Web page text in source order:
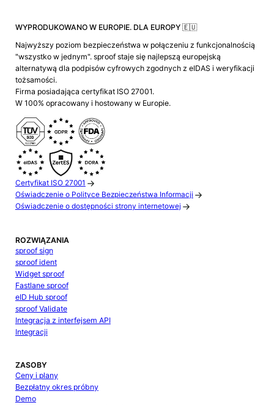
WYPRODUKOWANO W EUROPIE. DLA EUROPY 🇪🇺
Najwyższy poziom bezpieczeństwa w połączeniu z funkcjonalnością
"wszystko w jednym". sproof staje się najlepszą europejską
alternatywą dla podpisów cyfrowych zgodnych z eIDAS i weryfikacji
tożsamości.
Firma posiadająca certyfikat ISO 27001.
W 100% opracowany i hostowany w Europie.
Certyfikat ISO 27001
Oświadczenie o Polityce Bezpieczeństwa Informacji
Oświadczenie o dostępności strony internetowej
ROZWIĄZANIA
sproof sign
sproof ident
Widget sproof
Fastlane sproof
eID Hub sproof
sproof Validate
Integracja z interfejsem API
Integracji
ZASOBY
Ceny i plany
Bezpłatny okres próbny
Demo